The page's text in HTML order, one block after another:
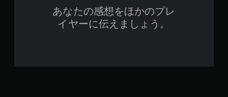
あなたの感想をほかのプレ
イヤーに伝えましょう。